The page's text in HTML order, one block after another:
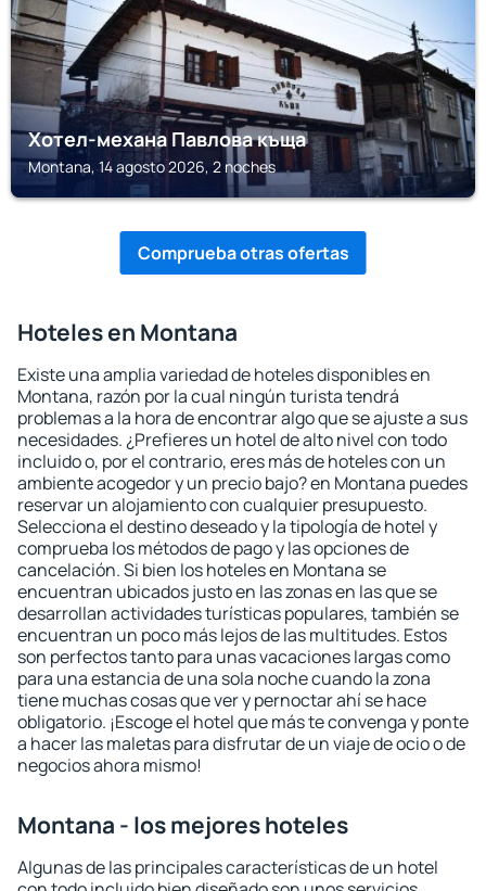
Хотел-механа Павлова къща
Montana, 14 agosto 2026, 2 noches
Comprueba otras ofertas
Hoteles en Montana
Existe una amplia variedad de hoteles disponibles en
Montana, razón por la cual ningún turista tendrá
problemas a la hora de encontrar algo que se ajuste a sus
necesidades. ¿Prefieres un hotel de alto nivel con todo
incluido o, por el contrario, eres más de hoteles con un
ambiente acogedor y un precio bajo? en Montana puedes
reservar un alojamiento con cualquier presupuesto.
Selecciona el destino deseado y la tipología de hotel y
comprueba los métodos de pago y las opciones de
cancelación. Si bien los hoteles en Montana se
encuentran ubicados justo en las zonas en las que se
desarrollan actividades turísticas populares, también se
encuentran un poco más lejos de las multitudes. Estos
son perfectos tanto para unas vacaciones largas como
para una estancia de una sola noche cuando la zona
tiene muchas cosas que ver y pernoctar ahí se hace
obligatorio. ¡Escoge el hotel que más te convenga y ponte
a hacer las maletas para disfrutar de un viaje de ocio o de
negocios ahora mismo!
Montana - los mejores hoteles
Algunas de las principales características de un hotel